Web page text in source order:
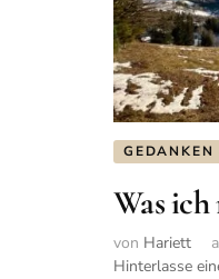
Was
von Hariett
Hinterlasse